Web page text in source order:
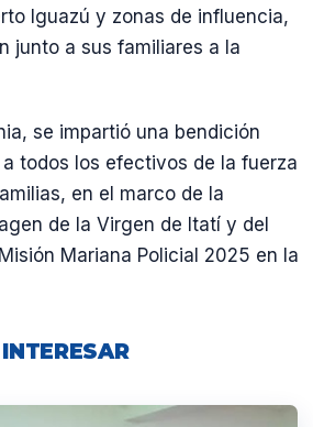
Iguazú y zonas de influencia,
junto a sus familiares a la
se impartió una bendición
todos los efectivos de la fuerza
en el marco de la
de la Virgen de Itatí y del
Mariana Policial 2025 en la